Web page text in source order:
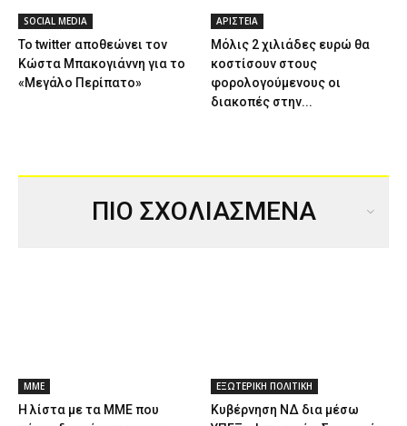
SOCIAL MEDIA
Το twitter αποθεώνει τον
Κώστα Μπακογιάννη για το
«Μεγάλο Περίπατο»
ΑΡΙΣΤΕΙΑ
Μόλις 2 χιλιάδες ευρώ θα
κοστίσουν στους
φορολογούμενους οι
διακοπές στην...
ΠΙΟ ΣΧΟΛΙΑΣΜΕΝΑ
ΜΜΕ
Η λίστα με τα ΜΜΕ που
ΕΞΩΤΕΡΙΚΗ ΠΟΛΙΤΙΚΗ
Κυβέρνηση ΝΔ δια μέσω